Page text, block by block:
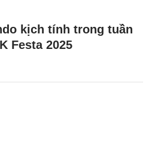
kịch tính trong tuần
Festa 2025